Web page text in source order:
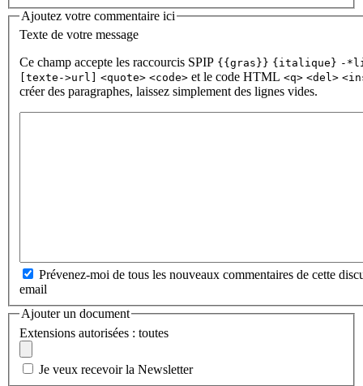
Ajoutez votre commentaire ici
Texte de votre message
Ce champ accepte les raccourcis SPIP {{gras}} {italique} -
[texte->url]
<quote> <code> et le code HTML <q> <del>
créer des paragraphes, laissez simplement des lignes vides.
Prévenez-moi de tous les nouveaux commentaires de cette
email
Ajouter un document
Extensions autorisées : toutes
Je veux recevoir la Newsletter